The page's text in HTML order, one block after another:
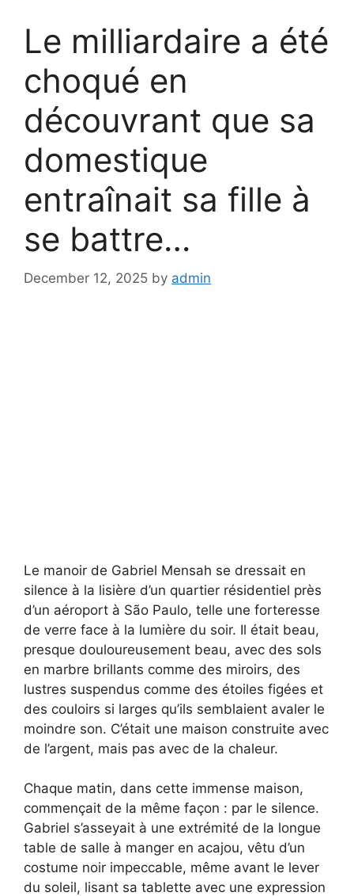
Le milliardaire a été
choqué en
découvrant que sa
domestique
entraînait sa fille à
se battre…
December 12, 2025 by admin
Le manoir de Gabriel Mensah se dressait en
silence à la lisière d’un quartier résidentiel près
d’un aéroport à São Paulo, telle une forteresse
de verre face à la lumière du soir. Il était beau,
presque douloureusement beau, avec des sols
en marbre brillants comme des miroirs, des
lustres suspendus comme des étoiles figées et
des couloirs si larges qu’ils semblaient avaler le
moindre son. C’était une maison construite avec
de l’argent, mais pas avec de la chaleur.
Chaque matin, dans cette immense maison,
commençait de la même façon : par le silence.
Gabriel s’asseyait à une extrémité de la longue
table de salle à manger en acajou, vêtu d’un
costume noir impeccable, même avant le lever
du soleil, lisant sa tablette avec une expression